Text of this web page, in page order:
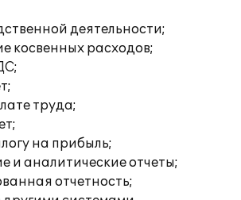
деятельности;
косвенных расходов;
труда;
на прибыль;
и аналитические отчеты;
отчетность;